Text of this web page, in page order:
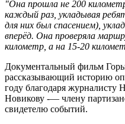
"Она прошла не 200
каждый раз, укладывая ребят
для них был спасением),
вперёд. Она проверяла
километр, а на 15-20
Документальный фильм
рассказывающий историю
году благодаря журналисту
Новикову -— члену
свидетелю событий.